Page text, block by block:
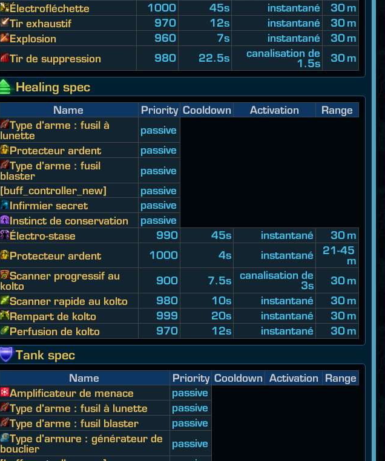
Électrofléchette
1000 45s instantané
30 m
Tir exhaustif
970 12s instantané
30 m
Explosion
960 7s instantané
30 m
Tir de suppression
980 22.5s
canalisation de
1.5s
30 m
Healing spec
Name Priority Cooldown Activation
Range
Type d'arme : fusil à
lunette
passive
Protecteur ardent
passive
Type d'arme : fusil
blaster
passive
[buff_controller_new]
passive
Infirmier secret
passive
Instinct de conservation
passive
Électro-stase
990 45s instantané
30 m
Protecteur ardent
1000 4s instantané
21-45
m
Scanner progressif au
kolto
900 7.5s
canalisation de
3s
30 m
Scanner rapide au kolto
980 10s instantané
30 m
Rempart de kolto
999 20s instantané
30 m
Perfusion de kolto
970 12s instantané 30 m
Tank spec
Name Priority Cooldown Activation
Range
Amplificateur de menace
passive
Type d'arme : fusil à lunette
passive
Type d'arme : fusil blaster
passive
Type d'armure : générateur de
bouclier
passive